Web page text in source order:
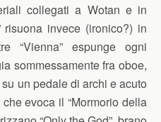
collegati a Wotan e in
risuona invece (ironico?) in
“Vienna” espunge ogni
sommessamente fra oboe,
un pedale di archi e acuto
evoca il “Mormorio della